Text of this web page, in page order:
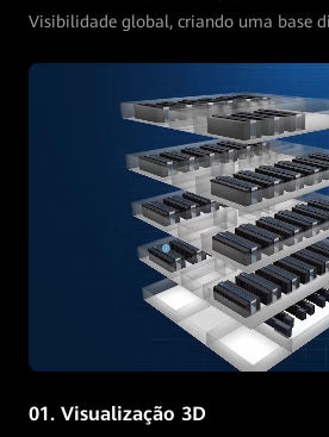
Visibilidade global, criando uma base
01. Visualização 3D